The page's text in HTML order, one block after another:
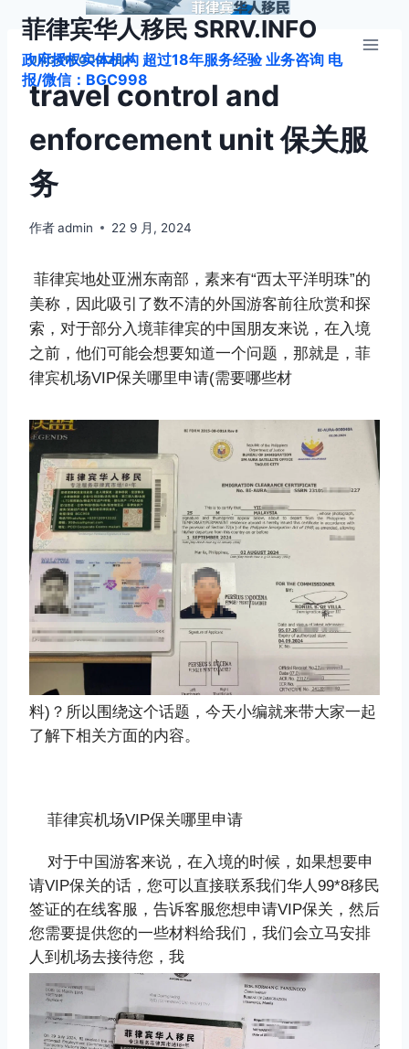
菲律宾华人移民 SRRV.INFO
政府授权实体机构 超过18年服务经验 业务咨询 电
报/微信：BGC998
UNCATEGORIZED
travel control and
enforcement unit 保关服
务
作者admin 22 9 月, 2024
菲律宾地处亚洲东南部，素来有“西太平洋明珠”的
美称，因此吸引了数不清的外国游客前往欣赏和探
索，对于部分入境菲律宾的中国朋友来说，在入境
之前，他们可能会想要知道一个问题，那就是，菲
律宾机场VIP保关哪里申请(需要哪些材
料)？所以围绕这个话题，今天小编就来带大家一起
了解下相关方面的内容。
菲律宾机场VIP保关哪里申请
对于中国游客来说，在入境的时候，如果想要申
请VIP保关的话，您可以直接联系我们华人99*8移民
签证的在线客服，告诉客服您想申请VIP保关，然后
您需要提供您的一些材料给我们，我们会立马安排
人到机场去接待您，我